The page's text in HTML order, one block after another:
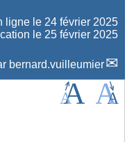
ligne le 24 février 2025
le 25 février 2025
bernard.vuilleumier